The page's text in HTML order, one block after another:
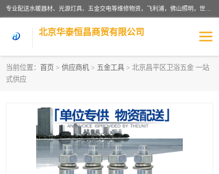
专业配送水暖器材、光源灯具、五金交电等维修物资，飞利浦，佛山照明，世达，博世，九牧，特陶等各产品涉及国内外知名品牌。公司专注与物业、学校、酒店、工厂等单位合作，提供一站式配送服务，降低客户综合成本。依托电子商务改变传统模式，以专业的团队为客户提供24H物资配送到达，货到月结、统一开票，便捷退换等服务，提高了企业的运营效率。
北京华泰恒昌商贸有限公司
当前位置： 首页 > 供应商机 > 五金工具 > 北京昌平区卫浴五金 一站
式供应
水暖阀门
五金工具 涂料辅材